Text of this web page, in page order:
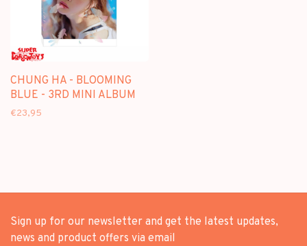
CHUNG HA - BLOOMING
BLUE - 3RD MINI ALBUM
€23,95
Sign up for our newsletter and get the latest updates,
news and product offers via email